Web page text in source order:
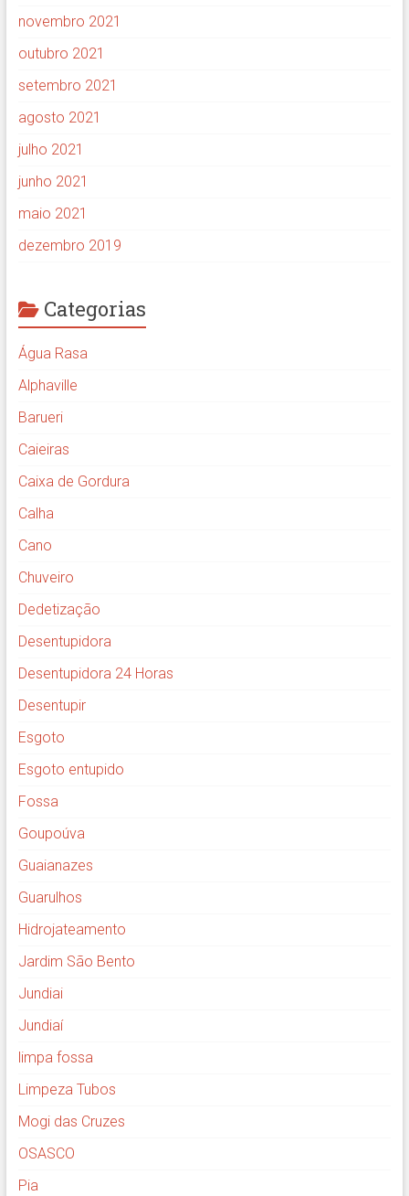
novembro 2021
outubro 2021
setembro 2021
agosto 2021
julho 2021
junho 2021
maio 2021
dezembro 2019
Categorias
Água Rasa
Alphaville
Barueri
Caieiras
Caixa de Gordura
Calha
Cano
Chuveiro
Dedetização
Desentupidora
Desentupidora 24 Horas
Desentupir
Esgoto
Esgoto entupido
Fossa
Goupoúva
Guaianazes
Guarulhos
Hidrojateamento
Jardim São Bento
Jundiai
Jundiaí
limpa fossa
Limpeza Tubos
Mogi das Cruzes
OSASCO
Pia